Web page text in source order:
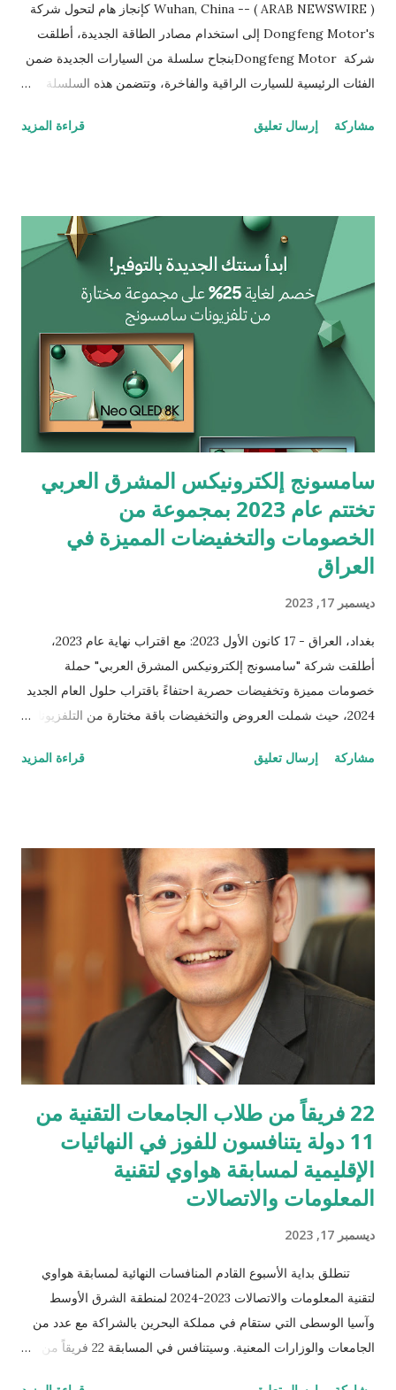
Wuhan, China -- ( ARAB NEWSWIRE ) كإنجاز هام لتحول شركة
Dongfeng Motor's إلى استخدام مصادر الطاقة الجديدة، أطلقت
شركة Dongfeng Motorبنجاح سلسلة من السيارات الجديدة ضمن
الفئات الرئيسية للسيارت الراقية والفاخرة، وتتضمن هذه السلسلة
"MHERO". وتستمر الشركة في تقديم أفضل المنتجات والخدمات
التجارية المتمثل في "حرية الاستكشاف" منذ إنشائها. واستناداً إلى
فهمها المستمر لاحتياجات المستخدمين، قدمت "VOYAH" منتجات
مبتكرة تلبي توقعات المستخدمين من خلال تجربة شاملة لمنتجات
العلامة التجارية، حيث أطلقت الشركة ثلاث فئات بشكل متتالٍ وهى
"FREE" و" DREAM " و" PASSION"، لتوفر بذلك ثلاث فئات من
المركبات والتى تشمل سيارات الدفع الرباعي SUVs وسيارات الركاب
متعددة الأغراض MPVs والسيارات العادية. وبالإ...
مشاركة إرسال تعليق قراءة المزيد
سامسونج إلكترونيكس المشرق العربي
تختتم عام 2023 بمجموعة من
الخصومات والتخفيضات المميزة في
العراق
ديسمبر 17, 2023
بغداد، العراق - 17 كانون الأول 2023: مع اقتراب نهاية عام 2023،
أطلقت شركة "سامسونج إلكترونيكس المشرق العربي" حملة
خصومات مميزة وتخفيضات حصرية احتفاءً باقتراب حلول العام الجديد
2024، حيث شملت العروض والتخفيضات باقة مختارة من التلفزيونات
العام انطلاقًا من حرص سامسونج المستمر بتقديم أفضل العروض
من خلال طرح عروض وخصومات استثنائية وبأسعار مميزة. وفي سياق
متصل، قال السيد سانجمين كيم، المدير العام لشركة سامسونج
إلكترونيكس المشرق العربي في العراق: "نطلق اليوم حملةً مميزةً من
الهدايا والخصومات احتفالاً مع عملائنا في السوق العراقي بنهاية عام
2023، حيث تأتي هذه الحملة كجزء من رؤيتنا في جعل حياة الناس
أفضل وأسهل من خلال طرح عروض مميزة تتيح لجميع المستهلكين
في السوق العراقي فرصة التمتع بأحدث الحلول التكنولوجية العصرية
مشاركة إرسال تعليق قراءة المزيد
22 فريقاً من طلاب الجامعات التقنية من
11 دولة يتنافسون للفوز في النهائيات
الإقليمية لمسابقة هواوي لتقنية
المعلومات والاتصالات
ديسمبر 17, 2023
تنطلق بداية الأسبوع القادم المنافسات النهائية لمسابقة هواوي
لتقنية المعلومات والاتصالات 2023-2024 لمنطقة الشرق الأوسط
وآسيا الوسطى التي ستقام في مملكة البحرين بالشراكة مع عدد من
الجامعات والوزارات المعنية. وسيتنافس في المسابقة 22 فريقاً من